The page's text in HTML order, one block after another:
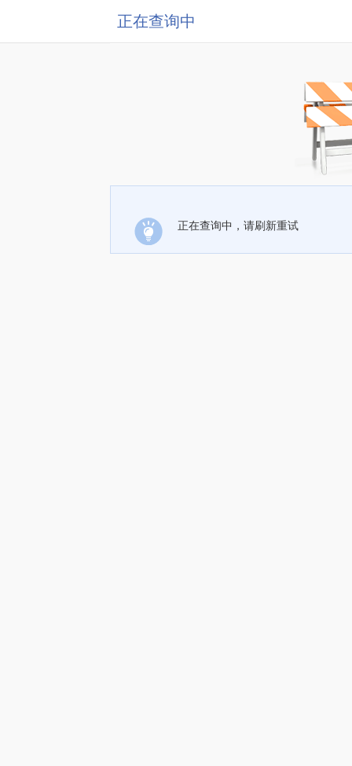
正在查询中
正在查询中，请刷新重试